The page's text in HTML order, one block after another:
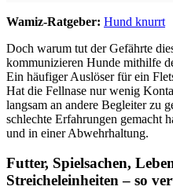
Wamiz-Ratgeber: Hund knurrt
Doch warum tut der Gefährte
kommunizieren Hunde mithilfe
Ein häufiger Auslöser für ein
Hat die Fellnase nur wenig
langsam an andere Begleiter zu
schlechte Erfahrungen gemacht
und in einer Abwehrhaltung.
Futter, Spielsachen,
Streicheleinheiten – so